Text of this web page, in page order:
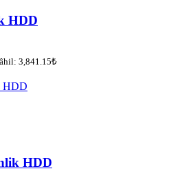
HDD
3,841.15₺
HDD